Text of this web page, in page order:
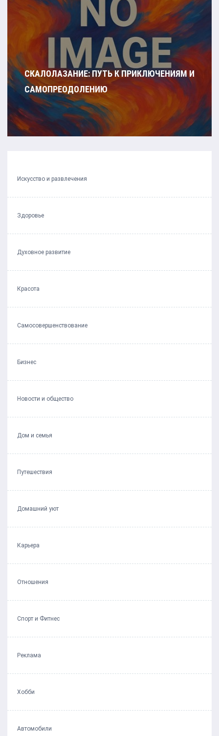
СКАЛОЛАЗАНИЕ: ПУТЬ К ПРИКЛЮЧЕНИЯМ И
САМОПРЕОДОЛЕНИЮ
Искусство и развлечения
Здоровье
Духовное развитие
Красота
Самосовершенствование
Бизнес
Новости и общество
Дом и семья
Путешествия
Домашний уют
Карьера
Отношения
Спорт и Фитнес
Реклама
Хобби
Автомобили